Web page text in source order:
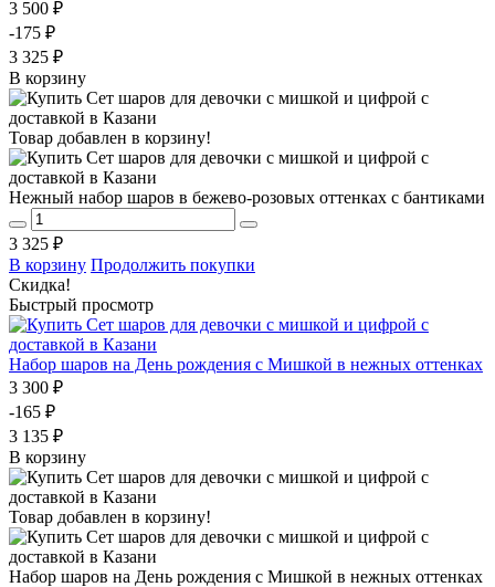
3 500 ₽
-175 ₽
3 325 ₽
В корзину
Товар добавлен в корзину!
Нежный набор шаров в бежево-розовых оттенках с бантиками
3 325 ₽
В корзину Продолжить покупки
Скидка!
Быстрый просмотр
Набор шаров на День рождения с Мишкой в нежных оттенках
3 300 ₽
-165 ₽
3 135 ₽
В корзину
Товар добавлен в корзину!
Набор шаров на День рождения с Мишкой в нежных оттенках